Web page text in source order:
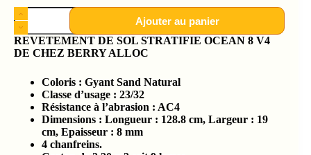
Ajouter au panier
REVETEMENT DE SOL STRATIFIE OCEAN 8 V4
DE CHEZ BERRY ALLOC
Coloris : Gyant Sand Natural
Classe d’usage : 23/32
Résistance à l’abrasion : AC4
Dimensions : Longueur : 128.8 cm, Largeur : 19
cm, Epaisseur : 8 mm
4 chanfreins.